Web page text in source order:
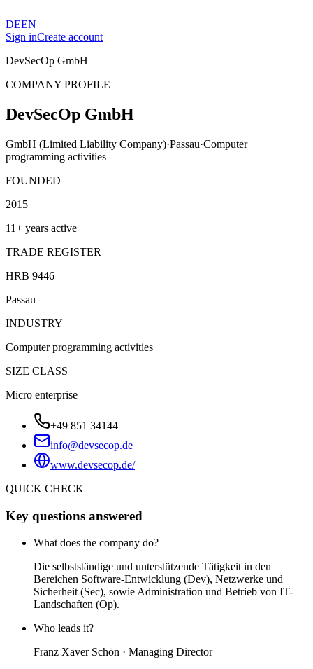
DEEN
Sign inCreate account
DevSecOp GmbH
COMPANY PROFILE
DevSecOp GmbH
GmbH (Limited Liability Company)·Passau·Computer
programming activities
FOUNDED
2015
11+ years active
TRADE REGISTER
HRB 9446
Passau
INDUSTRY
Computer programming activities
SIZE CLASS
Micro enterprise
+49 851 34144
info@devsecop.de
www.devsecop.de/
QUICK CHECK
Key questions answered
What does the company do?
Die selbstständige und unterstützende Tätigkeit in den
Bereichen Software-Entwicklung (Dev), Netzwerke und
Sicherheit (Sec), sowie Administration und Betrieb von IT-
Landschaften (Op).
Who leads it?
Franz Xaver Schön · Managing Director